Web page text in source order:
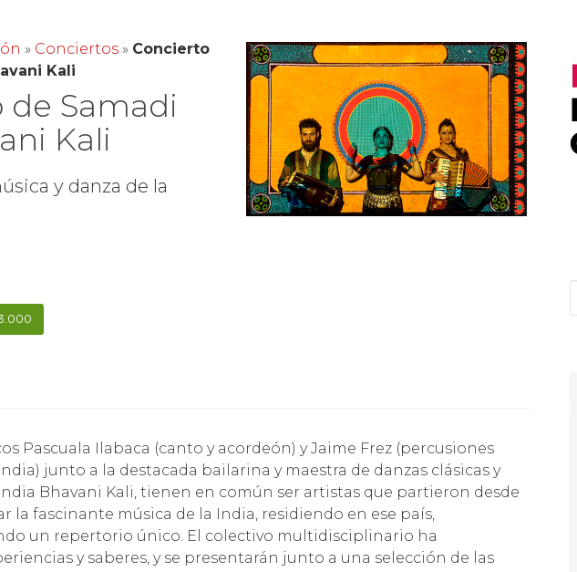
» Conciertos » Concierto
Kali
de Samadi
Kali
y danza de la
junto a la destacada bailarina y maestra de danzas clásicas y
Bhavani Kali, tienen en común ser artistas que partieron desde
la fascinante música de la India, residiendo en ese país,
un repertorio único. El colectivo multidisciplinario ha
y saberes, y se presentarán junto a una selección de las